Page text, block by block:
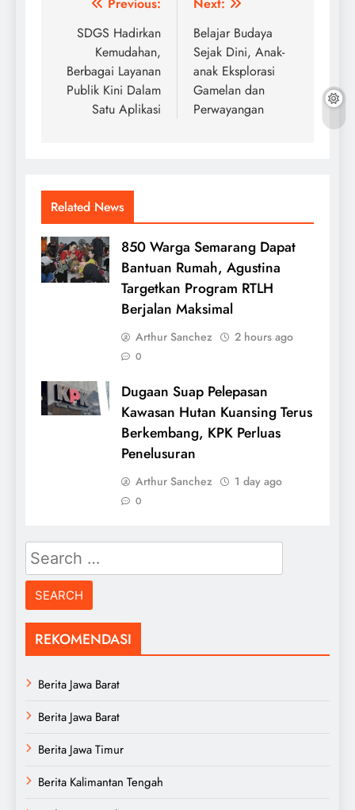
Post
navigation
Previous:
SDGS Hadirkan
Kemudahan,
Berbagai Layanan
Publik Kini Dalam
Satu Aplikasi
Next:
Belajar Budaya
Sejak Dini, Anak-
anak Eksplorasi
Gamelan dan
Perwayangan
Related News
850 Warga Semarang Dapat
Bantuan Rumah, Agustina
Targetkan Program RTLH
Berjalan Maksimal
Arthur Sanchez 2 hours ago
0
Dugaan Suap Pelepasan
Kawasan Hutan Kuansing Terus
Berkembang, KPK Perluas
Penelusuran
Arthur Sanchez 1 day ago
0
Search
for:
REKOMENDASI
Berita Jawa Barat
Berita Jawa Barat
Berita Jawa Timur
Berita Kalimantan Tengah